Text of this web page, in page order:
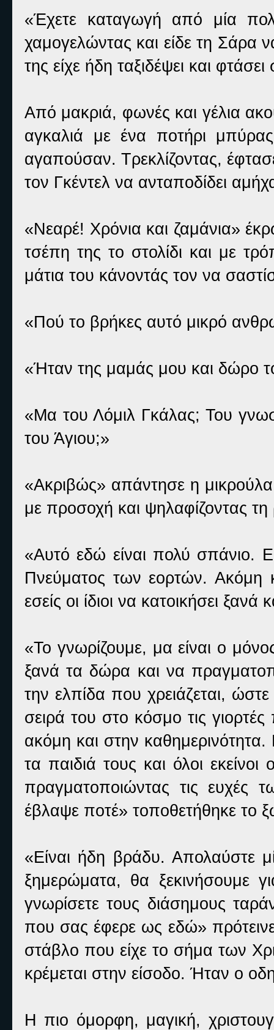
«Έχετε καταγωγή από μία
χαμογελώντας και είδε τη Σάρα
της είχε ήδη ταξιδέψει και
Από μακριά, φωνές και γέλια
αγκαλιά με ένα ποτήρι
αγαπούσαν. Τρεκλίζοντας,
τον Γκέντελ να ανταποδίδει
«Νεαρέ! Χρόνια και ζαμάνια»
τσέπη της το στολίδι και με
μάτια του κάνοντάς τον να
«Πού το βρήκες αυτό μικρό
«Ήταν της μαμάς μου και δώρο
«Μα του Λόμιλ Γκάλας; Του
του Άγιου;»
«Ακριβώς» απάντησε η
με προσοχή και ψηλαφίζοντας τη
«Αυτό εδώ είναι πολύ σπάνιο.
Πνεύματος των εορτών. Ακόμη
εσείς οι ίδιοι να κατοικήσει ξανά
«Το γνωρίζουμε, μα είναι ο
ξανά τα δώρα και να
την ελπίδα που χρειάζεται,
σειρά του στο κόσμο τις
ακόμη και στην
τα παιδιά τους και όλοι
πραγματοποιώντας τις ευχές
έβλαψε ποτέ» τοποθετήθηκε το
«Είναι ήδη βράδυ. Απολαύστε
ξημερώματα, θα
γνωρίσετε τους διάσημους
που σας έφερε ως εδώ»
στάβλο που είχε το σήμα των
κρέμεται στην είσοδο. Ήταν ο
Η πιο όμορφη, μαγική,